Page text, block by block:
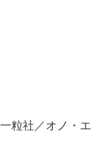
粒社／オノ・エ